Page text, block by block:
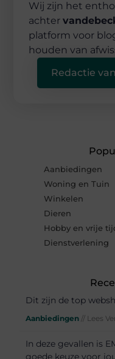
Wij zijn het
achter
platform voor
houden van
Redactie
Aanbiedingen
Woning en Tuin
Winkelen
Dieren
Hobby en vrije
Dienstverlening
Dit zijn de top
Aanbiedingen // Lees
In deze gevallen is
goede keuze voor